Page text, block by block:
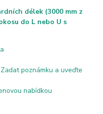
délek (3000 mm z
do L nebo U s
poznámku a uveďte
nabídkou